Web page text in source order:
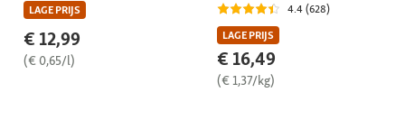
LAGE PRIJS
€ 12,99
(€ 0,65/l)
4.4 (628)
LAGE PRIJS
€ 16,49
(€ 1,37/kg)